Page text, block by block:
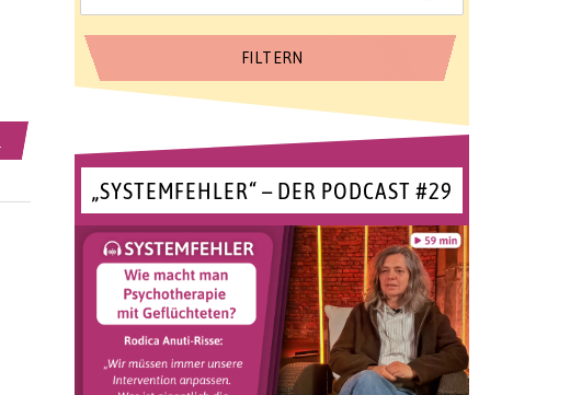
„SYSTEMFEHLER“ – DER PODCAST #29